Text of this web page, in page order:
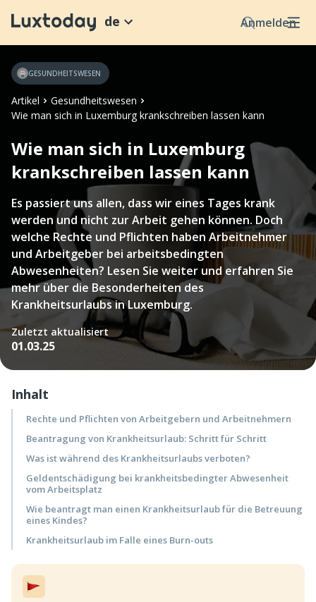
Anmelden
de
Artikel
Gesundheitswesen
Wie man sich in Luxemburg krankschreiben lassen kann
GESUNDHEITSWESEN
Wie man sich in Luxemburg
krankschreiben lassen kann
Es passiert uns allen, dass wir eines Tages krank
werden und nicht zur Arbeit gehen können. Doch
welche Rechte und Pflichten haben Arbeitnehmer
und Arbeitgeber bei arbeitsbedingten
Abwesenheiten? Lesen Sie weiter und erfahren Sie
mehr über die Besonderheiten des
Krankheitsurlaubs in Luxemburg.
Zuletzt aktualisiert
01.03.25
Inhalt
Rechte und Pflichten von Arbeitgebern und Arbeitnehmern
Beantragung von Krankheitsurlaub: Schritt für Schritt
Was ist während des Krankheitsurlaubs verboten?
Geldentschädigung bei krankheitsbedingter Abwesenheit
vom Arbeitsplatz
Wie beantragt man einen Krankheitsurlaub für die Betreuung
eines Kindes?
Krankheitsurlaub im Falle eines Burn-outs